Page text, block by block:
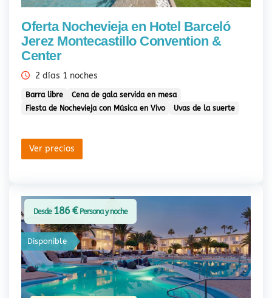
Oferta Nochevieja en Hotel Barceló
Jerez Montecastillo Convention &
Center
2 días 1 noches
Barra libre
Cena de gala servida en mesa
Fiesta de Nochevieja con Música en Vivo
Uvas de la suerte
Ver precios
Disponible
Desde 186 €Persona y noche